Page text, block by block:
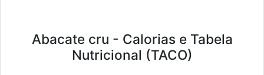
Abacate cru - Calorias e Tabela
Nutricional (TACO)